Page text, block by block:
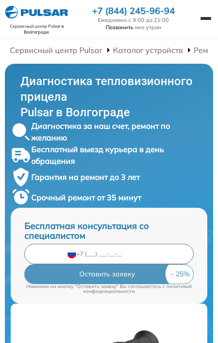
Сервисный центр Pulsarв
Волгограде
+7 (844) 245-96-94
Ежедневно с 9:00 до 21:00
Позвонить мне утром
Сервисный центр Pulsar Каталог устройств
Диагностика тепловизионного
прицела
Pulsar в Волгограде
Диагностика за наш счет, ремонт по
желанию
Бесплатный выезд курьера в день
обращения
Гарантия на ремонт до 3 лет
Срочный ремонт от 35 минут
Бесплатная консультация со
специалистом
Оставить заявку
Нажимая на кнопку "Оставить заявку" Вы соглашаетесь cполитикой
конфиденциальности